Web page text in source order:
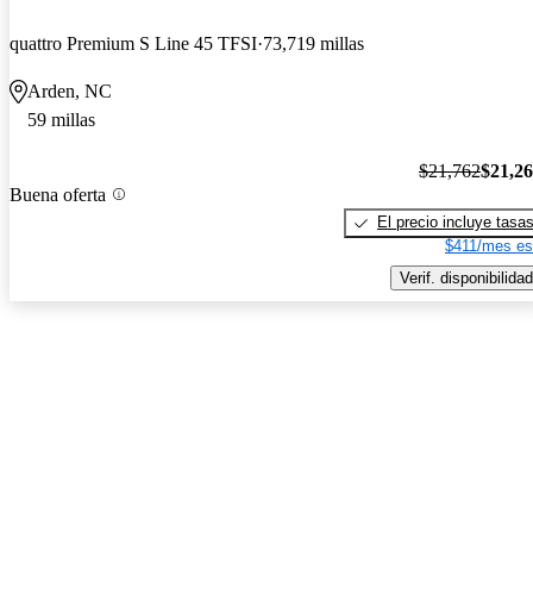
quattro Premium S Line 45 TFSI 73,719 millas
Arden, NC
59 millas
Buena oferta
$21,762
El precio incluye tasas
$411/mes
Verif. disponibilidad